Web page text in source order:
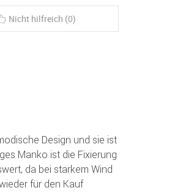
Nicht hilfreich (0)
Design und sie ist
Manko ist die Fixierung
da bei starkem Wind
für den Kauf